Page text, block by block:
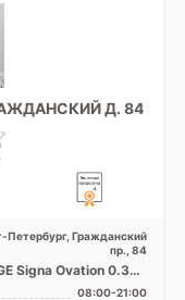
Д. 84
Петербург, Гражданский
пр., 84
Signa Ovation 0.35T
открытый тип, УЗИ
08:00-21:00